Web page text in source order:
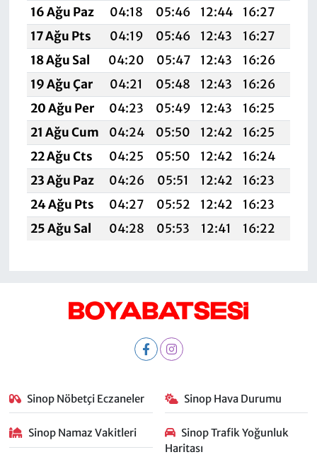
16 Ağu Paz
04:18 05:46 12:44 16:27
17 Ağu Pts
04:19 05:46 12:43 16:27
18 Ağu Sal
04:20 05:47 12:43 16:26
19 Ağu Çar
04:21 05:48 12:43 16:26
20 Ağu Per
04:23 05:49 12:43 16:25
21 Ağu Cum
04:24 05:50 12:42 16:25
22 Ağu Cts
04:25 05:50 12:42 16:24
23 Ağu Paz
04:26 05:51 12:42 16:23
24 Ağu Pts
04:27 05:52 12:42 16:23
25 Ağu Sal
04:28 05:53 12:41 16:22
Sinop Nöbetçi Eczaneler Sinop Hava Durumu
Sinop Namaz Vakitleri
Sinop Trafik Yoğunluk
Haritası